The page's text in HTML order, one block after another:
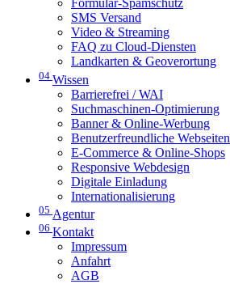
Formular-Spamschutz
SMS Versand
Video & Streaming
FAQ zu Cloud-Diensten
Landkarten & Geoverortung
04 Wissen
Barrierefrei / WAI
Suchmaschinen-Optimierung
Banner & Online-Werbung
Benutzerfreundliche Webseiten
E-Commerce & Online-Shops
Responsive Webdesign
Digitale Einladung
Internationalisierung
05 Agentur
06 Kontakt
Impressum
Anfahrt
AGB